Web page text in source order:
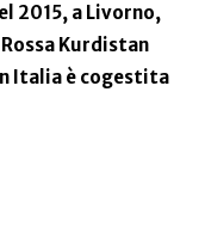
2015, a Livorno,
Kurdistan
Italia è cogestita